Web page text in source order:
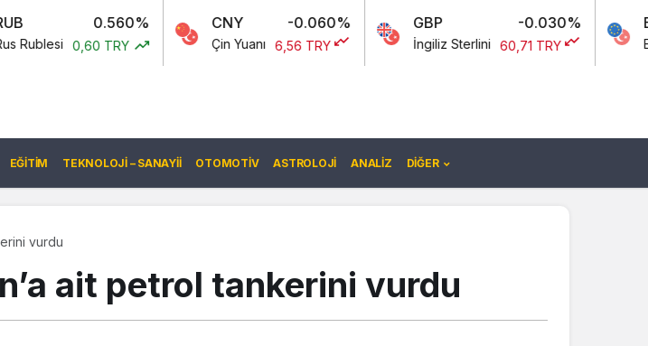
0.560%
TRY
CNY -0.060%
Çin Yuanı 6,56 TRY
GBP -0.030%
İngiliz Sterlini 60,71 TRY
EURO/USD
Euro Amerikan
EĞITIM TEKNOLOJI – SANAYII OTOMOTIV ASTROLOJI ANALIZ DIĞER
vurdu
ait petrol tankerini vurdu